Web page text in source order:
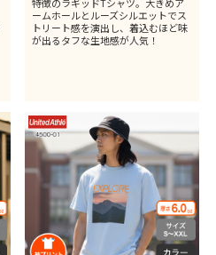
ームホールとルーズシルエットでス
トリート感を演出し、着込むほど味
が出るタフな生地感が人気！